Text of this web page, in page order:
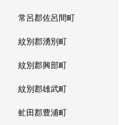
常呂郡佐呂間町
紋別郡湧別町
紋別郡興部町
紋別郡雄武町
虻田郡豊浦町